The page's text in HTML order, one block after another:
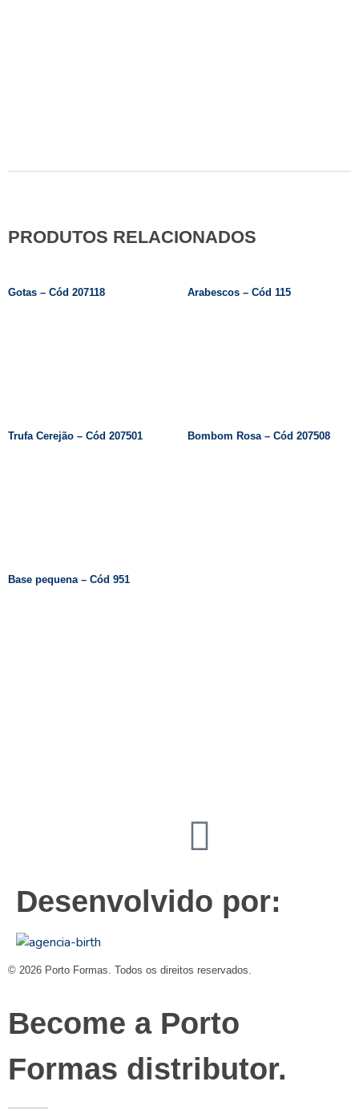
PRODUTOS RELACIONADOS
Gotas – Cód 207118 Arabescos – Cód 115
Trufa Cerejão – Cód 207501 Bombom Rosa – Cód 207508
Base pequena – Cód 951
Desenvolvido por:
© 2026 Porto Formas. Todos os direitos reservados.
Become a Porto
Formas distributor.